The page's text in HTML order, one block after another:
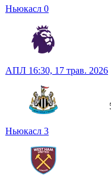
Ньюкасл 0
АПЛ 16:30, 17 трав. 2026
Ньюкасл 3